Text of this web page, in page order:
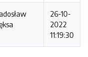
26-10-
2022
11:19:30